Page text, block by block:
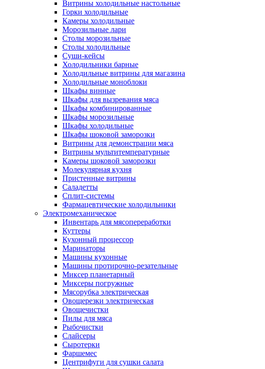
Витрины холодильные настольные
Горки холодильные
Камеры холодильные
Морозильные лари
Столы морозильные
Столы холодильные
Суши-кейсы
Холодильники барные
Холодильные витрины для магазина
Холодильные моноблоки
Шкафы винные
Шкафы для вызревания мяса
Шкафы комбинированные
Шкафы морозильные
Шкафы холодильные
Шкафы шоковой заморозки
Витрины для демонстрации мяса
Витрины мультитемпературные
Камеры шоковой заморозки
Молекулярная кухня
Пристенные витрины
Саладетты
Сплит-системы
Фармацевтические холодильники
Электромеханическое
Инвентарь для мясопереработки
Куттеры
Кухонный процессор
Маринаторы
Машины кухонные
Машины протирочно-резательные
Миксер планетарный
Миксеры погружные
Мясорубка электрическая
Овощерезки электрическая
Овощечистки
Пилы для мяса
Рыбочистки
Слайсеры
Сыротерки
Фаршемес
Центрифуги для сушки салата